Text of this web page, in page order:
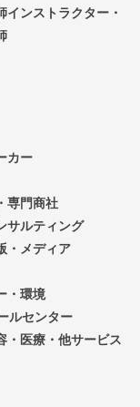
インストラクター・
カー
専門商社
サルティング
・メディア
・環境
ルセンター
・医療・他サービス